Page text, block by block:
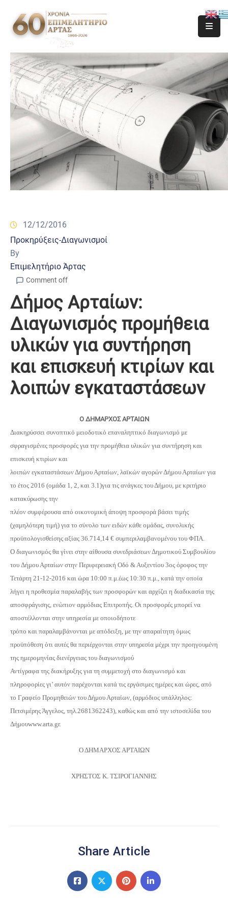
12/12/2016
Προκηρύξεις-Διαγωνισμοί
By
Επιμελητήριο Άρτας
Comment off
Δήμος Αρταίων:
Διαγωνισμός προμήθεια
υλικών για συντήρηση
και επισκευή κτιρίων και
λοιπών εγκαταστάσεων
Ο ΔΗΜΑΡΧΟΣ ΑΡΤΑΙΩΝ
Διακηρύσσει συνοπτικό μειοδοτικό επαναληπτικό διαγωνισμό με
σφραγισμένες προσφορές για την προμήθεια υλικών για συντήρηση και
επισκευή κτιρίων και
λοιπών εγκαταστάσεων Δήμου Αρταίων, λαϊκών αγορών Δήμου Αρταίων για
το έτος 2016 (ομάδα 1, 2, και 3.1)για τις ανάγκες του Δήμου, με κριτήριο
κατακύρωσης την
πλέον συμφέρουσα από οικονομική άποψη προσφορά βάσει τιμής
(χαμηλότερη τιμή) για το σύνολο των ειδών κάθε ομάδας, συνολικής
προϋπολογισθείσης αξίας 36.714,14 € συμπεριλαμβανομένου του ΦΠΑ.
Ο διαγωνισμός θα γίνει στην αίθουσα συνεδριάσεων Δημοτικού Συμβουλίου
του Δήμου Αρταίων στην Περιφερειακή Οδό & Αυξεντίου 3ος όροφος την
Τετάρτη 21-12-2016 και ώρα 10:00 π.μ.έως 10:30 π.μ.,
κατά την οποία
λήγει η προθεσμία παραλαβής των προσφορών και αρχίζει η διαδικασία της
αποσφράγισης, ενώπιον αρμόδιας Επιτροπής. Οι προσφορές μπορεί να
αποστέλλονται στην υπηρεσία με οποιοδήποτε
τρόπο και παραλαμβάνονται με απόδειξη, με την απαραίτητη όμως
προϋπόθεση ότι αυτές θα περιέρχονται στην υπηρεσία μέχρι την προηγουμένη
της ημερομηνίας διενέργειας του διαγωνισμού
Αντίγραφα της διακήρυξης για τη συμμετοχή στο διαγωνισμό και
πληροφορίες γι’ αυτόν παρέχονται κατά τις εργάσιμες ημέρες και ώρες, από
το Γραφείο Προμηθειών του Δήμου Αρταίων, (αρμόδιος υπάλληλος:
Πετσιμέρης Άγγελος, τηλ.2681362243), καθώς και από την ιστοσελίδα του
Δήμουwww.arta gr.
Ο ΔΗΜΑΡΧΟΣ ΑΡΤΑΙΩΝ
ΧΡΗΣΤΟΣ Κ. ΤΣΙΡΟΓΙΑΝΝΗΣ
Share Article